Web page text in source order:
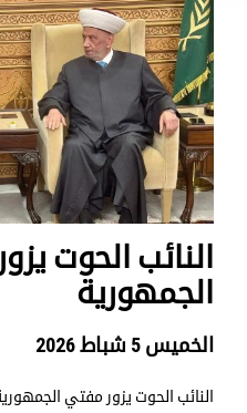
النائب الحوت
الجمهورية
الخميس 5 شباط 2026
النائب الحوت يزور مفتي